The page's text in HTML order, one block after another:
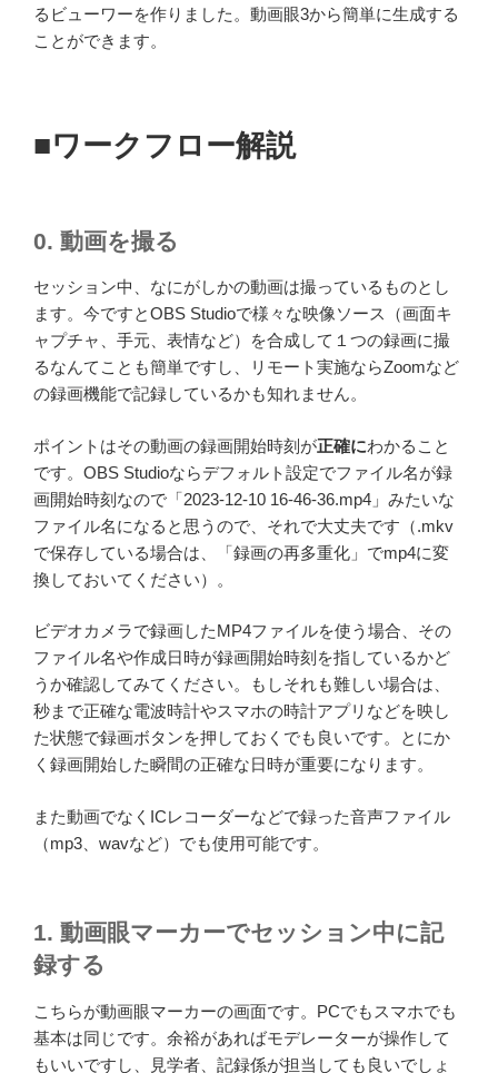
るビューワーを作りました。動画眼3から簡単に生成する
ことができます。
■ワークフロー解説
0. 動画を撮る
セッション中、なにがしかの動画は撮っているものとし
ます。今ですとOBS Studioで様々な映像ソース（画面キ
ャプチャ、手元、表情など）を合成して１つの録画に撮
るなんてことも簡単ですし、リモート実施ならZoomなど
の録画機能で記録しているかも知れません。
ポイントはその動画の録画開始時刻が正確にわかること
です。OBS Studioならデフォルト設定でファイル名が録
画開始時刻なので「2023-12-10 16-46-36.mp4」みたいな
ファイル名になると思うので、それで大丈夫です（.mkv
で保存している場合は、「録画の再多重化」でmp4に変
換しておいてください）。
ビデオカメラで録画したMP4ファイルを使う場合、その
ファイル名や作成日時が録画開始時刻を指しているかど
うか確認してみてください。もしそれも難しい場合は、
秒まで正確な電波時計やスマホの時計アプリなどを映し
た状態で録画ボタンを押しておくでも良いです。とにか
く録画開始した瞬間の正確な日時が重要になります。
また動画でなくICレコーダーなどで録った音声ファイル
（mp3、wavなど）でも使用可能です。
1. 動画眼マーカーでセッション中に記
録する
こちらが動画眼マーカーの画面です。PCでもスマホでも
基本は同じです。余裕があればモデレーターが操作して
もいいですし、見学者、記録係が担当しても良いでしょ